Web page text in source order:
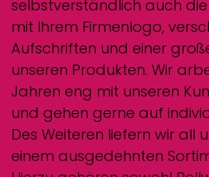
selbstverständlich auch
mit Ihrem Firmenlogo,
Aufschriften und einer
unseren Produkten. Wir
Jahren eng mit unseren
und gehen gerne auf
Des Weiteren liefern wir all
einem ausgedehnten